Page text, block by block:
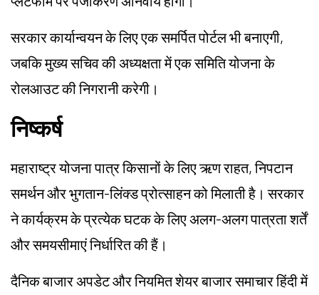
सरकार कार्यान्वयन के लिए एक समर्पित पोर्टल भी बनाएगी,
जबकि मुख्य सचिव की अध्यक्षता में एक समिति योजना के
रोलआउट की निगरानी करेगी।
निष्कर्ष
महाराष्ट्र योजना पात्र किसानों के लिए ऋण राहत, निपटान
समर्थन और भुगतान-लिंक्ड प्रोत्साहन को मिलाती है। सरकार
ने कार्यक्रम के प्रत्येक घटक के लिए अलग-अलग पात्रता शर्तें
और समयसीमाएं निर्धारित की हैं।
दैनिक बाजार अपडेट और नियमित शेयर बाजार समाचार हिंदी में